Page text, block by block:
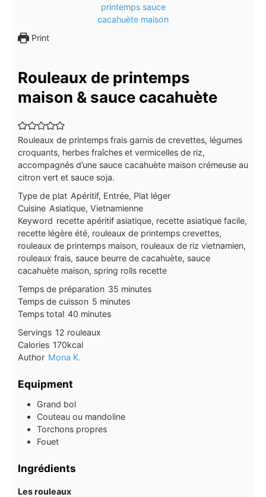
Print
Rouleaux de printemps
maison & sauce cacahuète
Rouleaux de printemps frais garnis de crevettes, légumes
croquants, herbes fraîches et vermicelles de riz,
accompagnés d’une sauce cacahuète maison crémeuse au
citron vert et sauce soja.
Type de plat Apéritif, Entrée, Plat léger
Cuisine Asiatique, Vietnamienne
Keyword recette apéritif asiatique, recette asiatique facile,
recette légère été, rouleaux de printemps crevettes,
rouleaux de printemps maison, rouleaux de riz vietnamien,
rouleaux frais, sauce beurre de cacahuète, sauce
cacahuète maison, spring rolls recette
Temps de préparation 35minutes
minutes
Temps de cuisson 5minutes
minutes
Temps total 40minutes
minutes
Servings 12 rouleaux
Calories 170kcal
Author Mona K.
Equipment
Grand bol
Couteau ou mandoline
Torchons propres
Fouet
Ingrédients
Les rouleaux